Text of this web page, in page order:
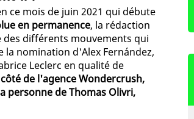
ce mois de juin 2021 qui débute
en permanence, la rédaction
différents mouvements qui
nomination d'Alex Fernández,
Leclerc en qualité de
de l'agence Wondercrush,
personne de Thomas Olivri,